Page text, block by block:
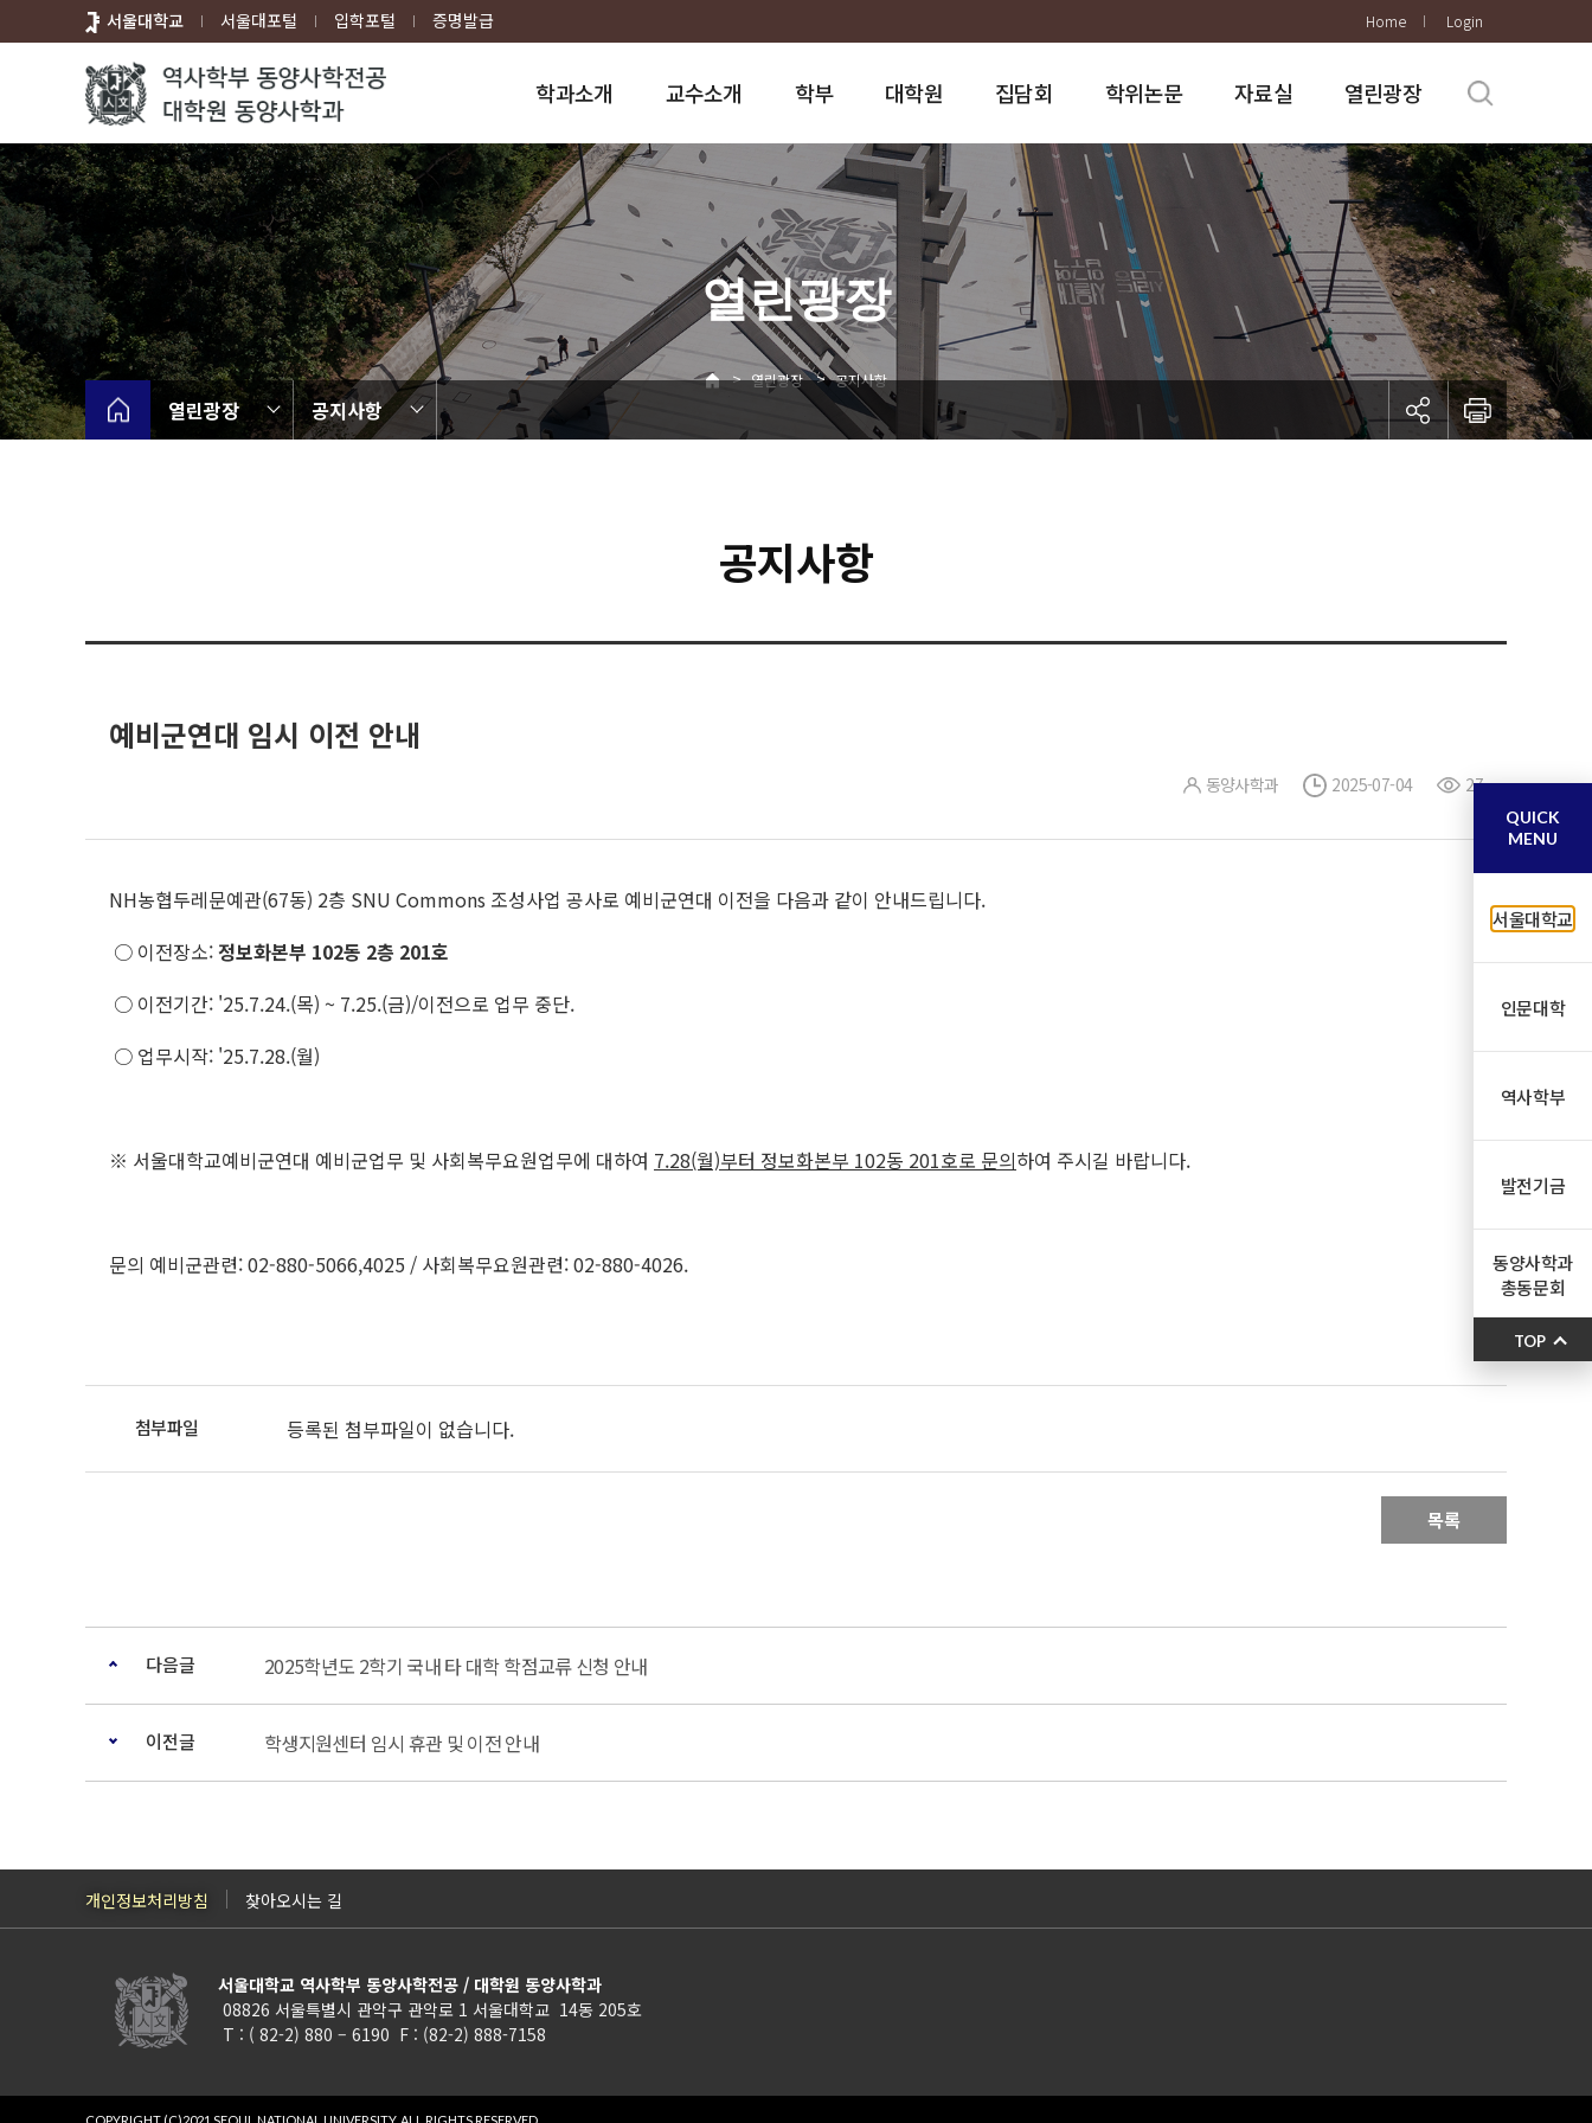
로
뉴
서울대학교 서울대포털 입학포털 증명발급 Home Login
학과소개 교수소개 학부 대학원 집담회 학위논문 자료실 열린광장
열린광장
> 열린광장 > 공지사항
열린광장 공지사항
공지사항
예비군연대 임시 이전 안내
동양사학과 2025-07-04 27
NH농협두레문예관(67동) 2층 SNU Commons 조성사업 공사로 예비군연대 이전을 다음과 같이 안내드립니다.
○ 이전장소: 정보화본부 102동 2층 201호
○ 이전기간: '25.7.24.(목) ~ 7.25.(금)/이전으로 업무 중단.
○ 업무시작: '25.7.28.(월)
※ 서울대학교예비군연대 예비군업무 및 사회복무요원업무에 대하여 7.28(월)부터 정보화본부 102동 201호로 문의하여 주시길 바랍니다.
문의 예비군관련: 02-880-5066,4025 / 사회복무요원관련: 02-880-4026.
등록된 첨부파일이 없습니다.
목록
다음글 2025학년도 2학기 국내 타 대학 학점교류 신청 안내
이전글 학생지원센터 임시 휴관 및 이전 안내
개인정보처리방침 찾아오시는 길
서울대학교 역사학부 동양사학전공 / 대학원 동양사학과
08826 서울특별시 관악구 관악로 1 서울대학교 14동 205호
T : ( 82-2) 880 – 6190 F : (82-2) 888-7158
COPYRIGHT (C)2021 SEOUL NATIONAL UNIVERSITY. ALL RIGHTS RESERVED.
QUICK
MENU
서울대학교
인문대학
역사학부
발전기금
동양사학과
총동문회
TOP